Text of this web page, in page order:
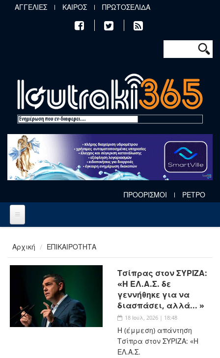
Παράκαμψη προς το κυρίως περιεχόμενο
ΑΓΓΕΛΙΕΣ ΚΑΙΡΟΣ ΠΡΩΤΟΣΕΛΙΔΑ
Φόρμα
Αναζήτηση
ΠΡΟΟΡΙΣΜΟΙ ΡΕΤΡΟ
Αρχική ΕΠΙΚΑΙΡΟΤΗΤΑ
Τσίπρας στον ΣΥΡΙΖΑ:
«Η ΕΛ.Α.Σ. δε
γεννήθηκε για να
διασπάσει, αλλά... »
18 Ιουλ, 2026 | 18:48
Η (έμμεση) απάντηση
Τσίπρα στον ΣΥΡΙΖΑ: «Η
ΕΛ.Α.Σ.